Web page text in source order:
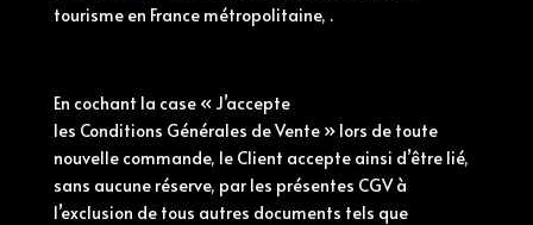
tourisme en France métropolitaine, .
En cochant la case « J’accepte
les Conditions Générales de Vente » lors de toute
nouvelle commande, le Client accepte ainsi d’être lié,
sans aucune réserve, par les présentes CGV à
l’exclusion de tous autres documents tels que